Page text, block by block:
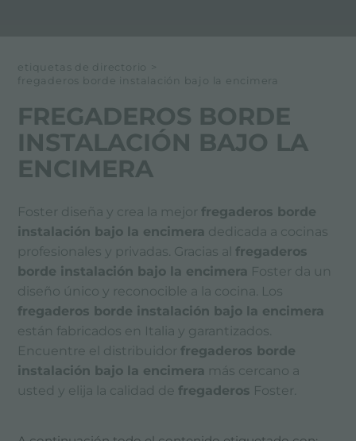
etiquetas de directorio
>
fregaderos borde instalación bajo la encimera
FREGADEROS BORDE
INSTALACIÓN BAJO LA
ENCIMERA
Foster diseña y crea la mejorfregaderos borde
instalación bajo la encimera dedicada a cocinas
profesionales y privadas. Gracias alfregaderos
borde instalación bajo la encimera Foster da un
diseño único y reconocible a la cocina. Los
fregaderos borde instalación bajo la encimera
están fabricados en Italia y garantizados.
Encuentre el distribuidorfregaderos borde
instalación bajo la encimera más cercano a
usted y elija la calidad defregaderos Foster.